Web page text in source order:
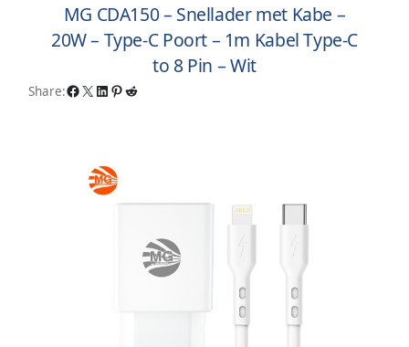
MG CDA150 – Snellader met Kabe –
20W – Type-C Poort – 1m Kabel Type-C
to 8 Pin – Wit
Share:Facebook X LinkedIn Pinterest Reddit